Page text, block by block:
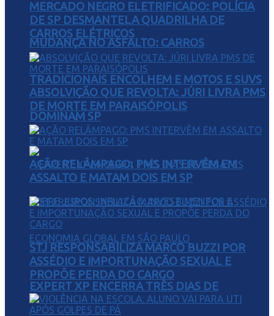
MUDANÇA NO ASFALTO: CARROS
TRADICIONAIS ENCOLHEM E MOTOS E SUVS
DOMINAM SP
EXPERT XP ENCERRA TRÊS DIAS DE
MERCADO NEGRO ELETRIFICADO: POLÍCIA
DE SP DESMANTELA QUADRILHA DE
CARROS ELÉTRICOS
ABSOLVIÇÃO QUE REVOLTA: JÚRI LIVRA PMS
DE MORTE EM PARAISÓPOLIS
AÇÃO RELÂMPAGO: PMS INTERVÊM EM
ASSALTO E MATAM DOIS EM SP
STJ RESPONSABILIZA MARCO BUZZI POR
ASSÉDIO E IMPORTUNAÇÃO SEXUAL E
PROPÕE PERDA DO CARGO